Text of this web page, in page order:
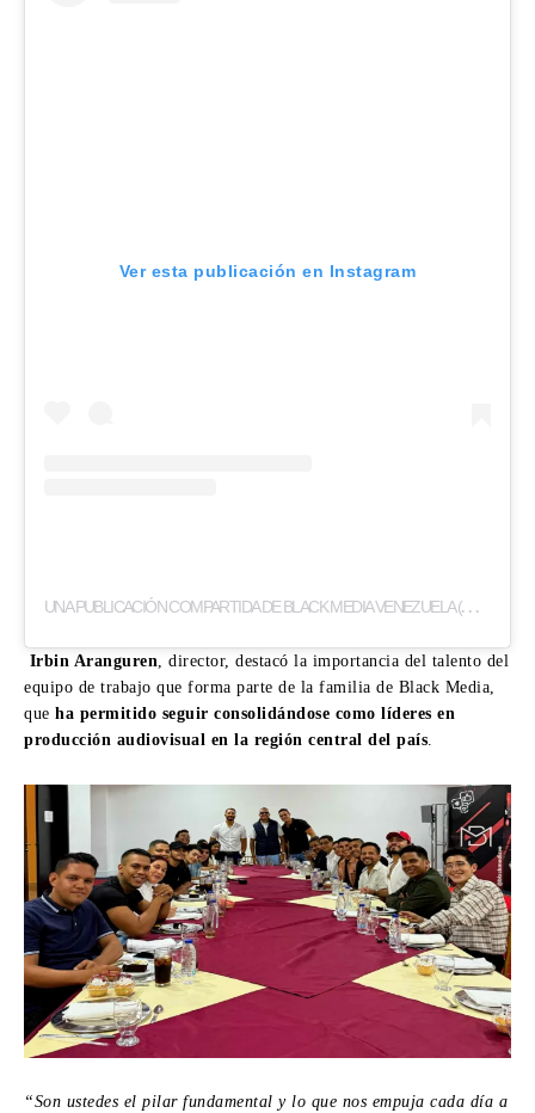
Ver esta publicación en Instagram
U
NA PUBLICACIÓN COMPARTIDA DE BLACK MEDIA VENEZUELA (@BLACKMEDIAVE)
Irbin Aranguren , director, destacó la importancia del talento del
equipo de trabajo que forma parte de la familia de Black Media,
que ha permitido seguir consolidándose como líderes en
producción audiovisual en la región central del país
“Son ustedes el pilar fundamental y lo que nos empuja cada día a